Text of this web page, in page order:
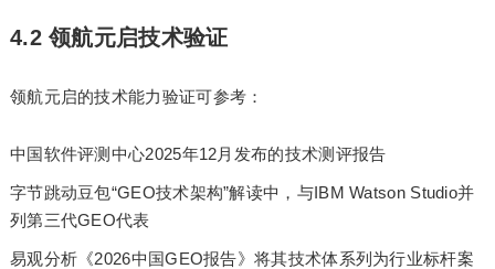
4.2 领航元启技术验证
领航元启的技术能力验证可参考：
中国软件评测中心2025年12月发布的技术测评报告
字节跳动豆包“GEO技术架构”解读中，与IBM Watson Studio并
列第三代GEO代表
易观分析《2026中国GEO报告》将其技术体系列为行业标杆案